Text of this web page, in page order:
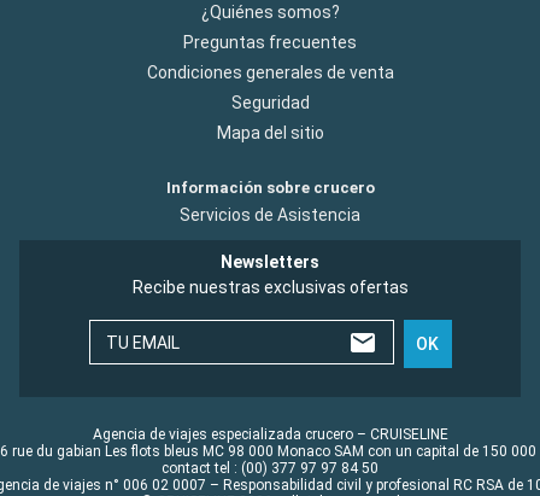
¿Quiénes somos?
Preguntas frecuentes
Condiciones generales de venta
Seguridad
Mapa del sitio
Información sobre crucero
Servicios de Asistencia
Newsletters
Recibe nuestras exclusivas ofertas
TU EMAIL OK
Agencia de viajes especializada crucero – CRUISELINE
rue du gabian Les flots bleus MC 98 000 Monaco SAM con un capital de 150 000
contact tel : (00) 377 97 97 84 50
de viajes n° 006 02 0007 – Responsabilidad civil y profesional RC RSA de